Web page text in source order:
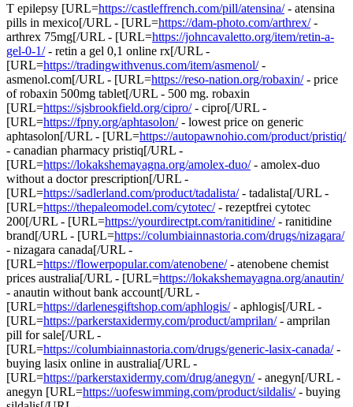
T epilepsy [URL=https://castleffrench.com/pill/atensina/- atensina
pills in mexico[/URL - [URL=https://dam-photo.com/arthrex/-
arthrex 75mg[/URL - [URL=https://johncavaletto.org/item/retin-a-
gel-0-1/- retin a gel 0,1 online rx[/URL -
[URL=https://tradingwithvenus.com/item/asmenol/-
asmenol.com[/URL - [URL=https://reso-nation.org/robaxin/- price
of robaxin 500mg tablet[/URL - 500 mg. robaxin
[URL=https://sjsbrookfield.org/cipro/- cipro[/URL -
[URL=https://fpny.org/aphtasolon/- lowest price on generic
aphtasolon[/URL - [URL=https://autopawnohio.com/product/pristiq/
- canadian pharmacy pristiq[/URL -
[URL=https://lokakshemayagna.org/amolex-duo/- amolex-duo
without a doctor prescription[/URL -
[URL=https://sadlerland.com/product/tadalista/- tadalista[/URL -
[URL=https://thepaleomodel.com/cytotec/- rezeptfrei cytotec
200[/URL - [URL=https://yourdirectpt.com/ranitidine/- ranitidine
brand[/URL - [URL=https://columbiainnastoria.com/drugs/nizagara/
- nizagara canada[/URL -
[URL=https://flowerpopular.com/atenobene/- atenobene chemist
prices australia[/URL - [URL=https://lokakshemayagna.org/anautin/
- anautin without bank account[/URL -
[URL=https://darlenesgiftshop.com/aphlogis/- aphlogis[/URL -
[URL=https://parkerstaxidermy.com/product/amprilan/- amprilan
pill for sale[/URL -
[URL=https://columbiainnastoria.com/drugs/generic-lasix-canada/-
buying lasix online in australia[/URL -
[URL=https://parkerstaxidermy.com/drug/anegyn/- anegyn[/URL -
anegyn [URL=https://uofeswimming.com/product/sildalis/- buying